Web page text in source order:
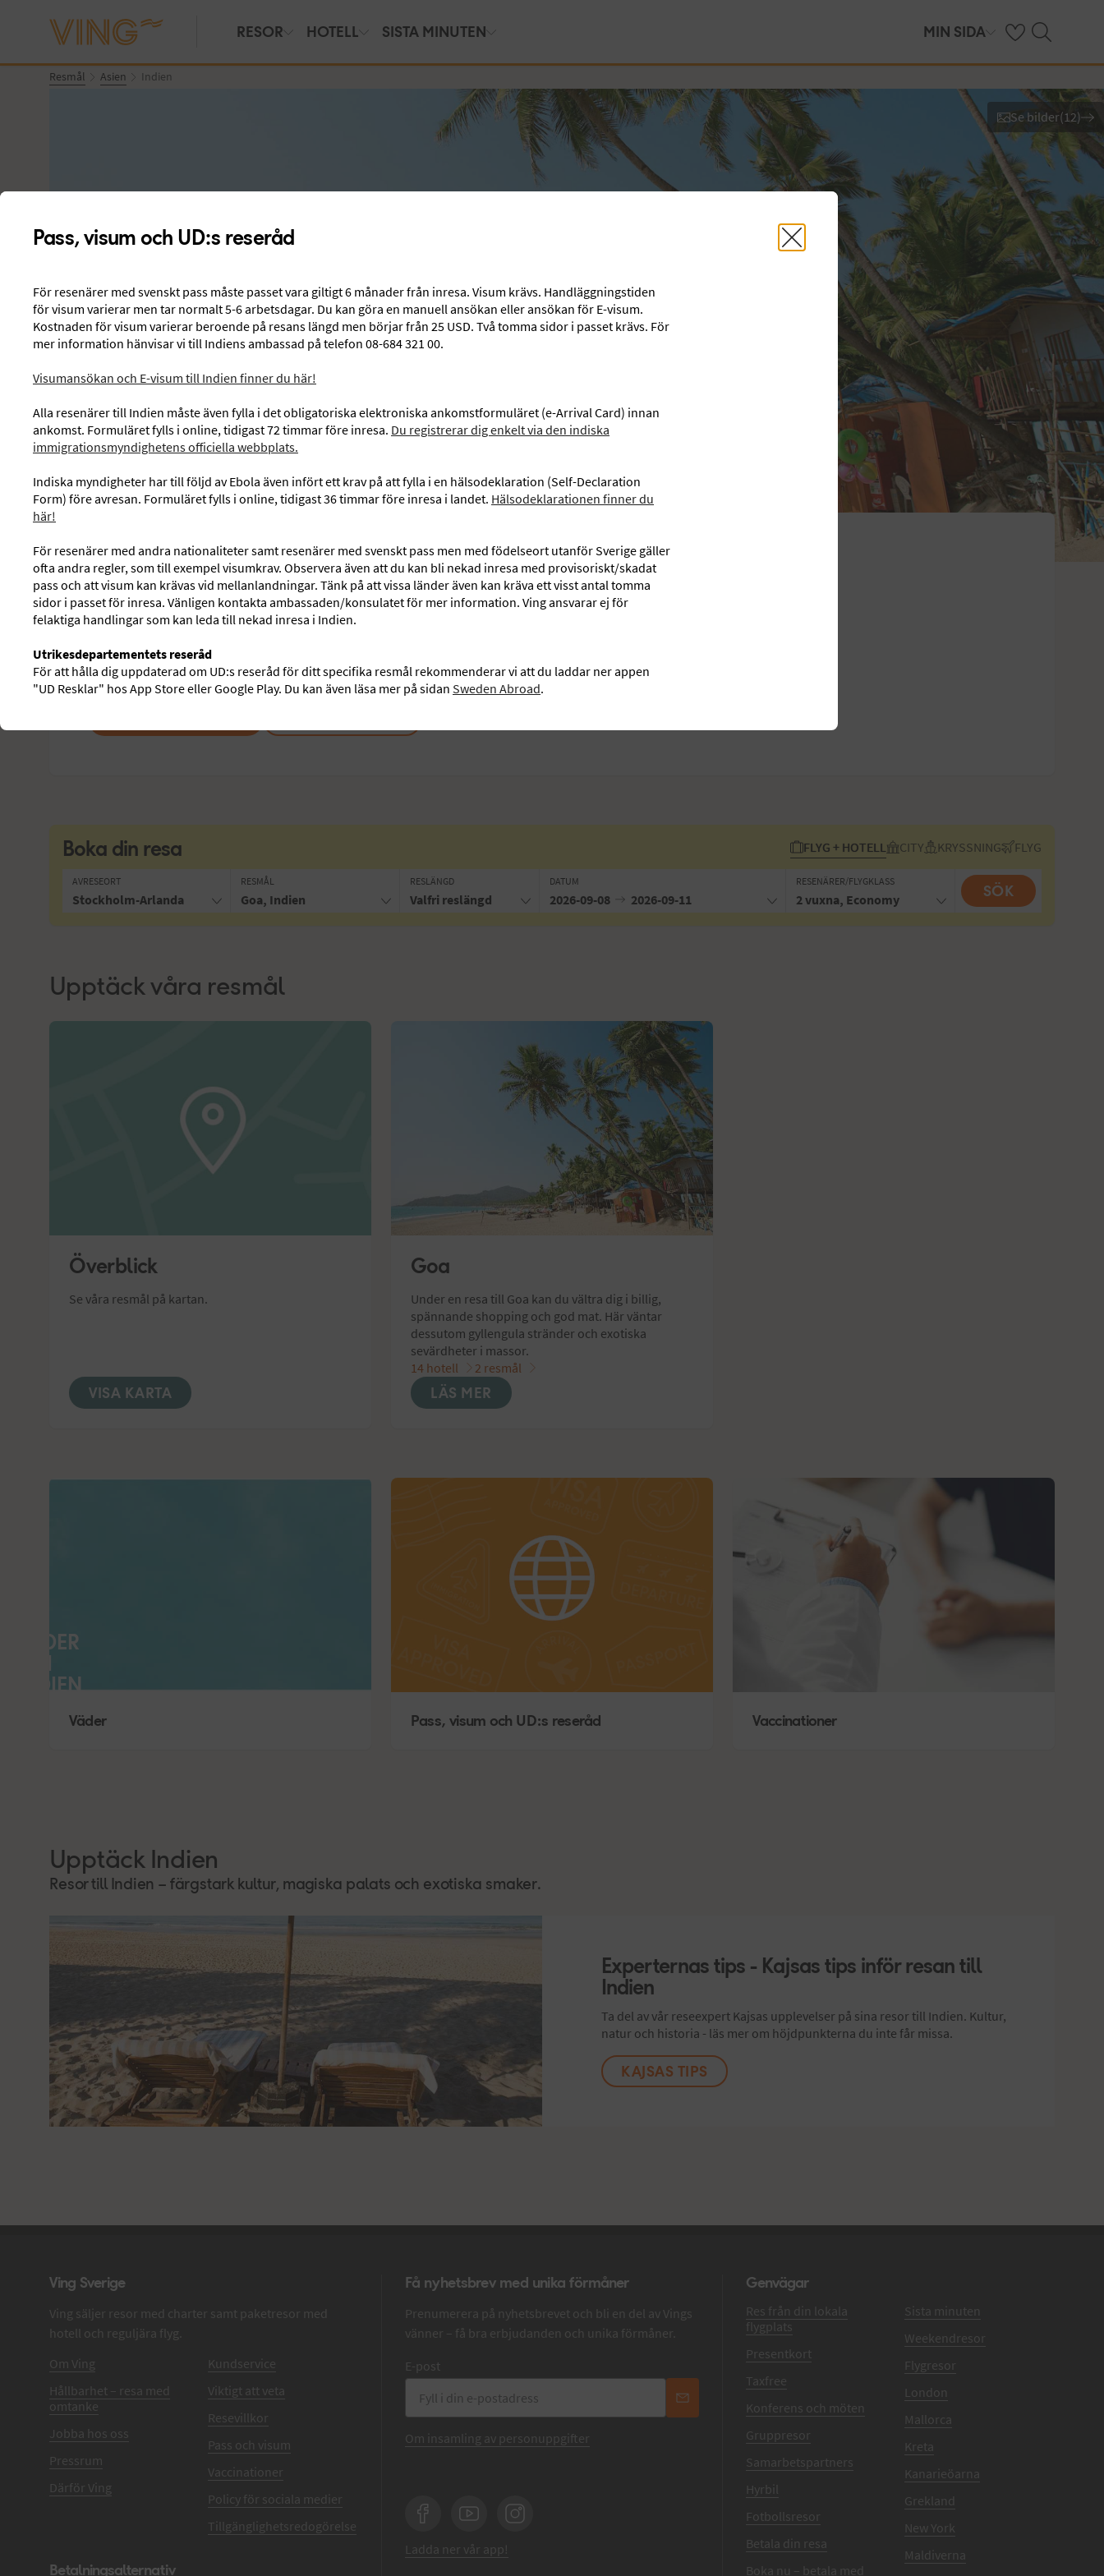
RESOR HOTELL SISTA MINUTEN MIN SIDA Se dina sparade
Sök på ving.se
Resmål Asien Indien
Se bilder
Se bilder(12)
Resor tillIndien
En resa till Indien kan sammanfattas i kryddstark mat, billig shopping, kulörta färger, folkvimmel, gyllengula stränder och en diffus
doft av rökelse.
Läs mer om Indien
Boka din resa FLYG + HOTELL CITY KRYSSNING FLYG
AVRESEORT
Stockholm-Arlanda
RESMÅL
Goa, Indien
RESLÄNGD
Valfri reslängd
DATUM
2026-09-08 2026-09-11
RESENÄRER/FLYGKLASS
2 vuxna, Economy SÖK
Upptäck våra resmål
Överblick
Se våra resmål på kartan.
VISA KARTA
Goa
Under en resa till Goa kan du vältra dig i billig,
spännande shopping och god mat. Här väntar
dessutom gyllengula stränder och exotiska
sevärdheter i massor.
14 hotell
2 resmål
LÄS MER
Pass, visum och UD:s reseråd
För resenärer med svenskt pass måste passet vara giltigt 6 månader från inresa. Visum krävs. Handläggningstiden
för visum varierar men tar normalt 5-6 arbetsdagar. Du kan göra en manuell ansökan eller ansökan för E-visum.
Kostnaden för visum varierar beroende på resans längd men börjar från 25 USD. Två tomma sidor i passet krävs. För
mer information hänvisar vi till Indiens ambassad på telefon 08-684 321 00.
Visumansökan och E-visum till Indien finner du här!
Alla resenärer till Indien måste även fylla i det obligatoriska elektroniska ankomstformuläret (e-Arrival Card) innan
ankomst. Formuläret fylls i online, tidigast 72 timmar före inresa. Du registrerar dig enkelt via den indiska
immigrationsmyndighetens officiella webbplats.
Indiska myndigheter har till följd av Ebola även infört ett krav på att fylla i en hälsodeklaration (Self-Declaration
Form) före avresan. Formuläret fylls i online, tidigast 36 timmar före inresa i landet. Hälsodeklarationen finner du
här!
För resenärer med andra nationaliteter samt resenärer med svenskt pass men med födelseort utanför Sverige gäller
ofta andra regler, som till exempel visumkrav. Observera även att du kan bli nekad inresa med provisoriskt/skadat
pass och att visum kan krävas vid mellanlandningar. Tänk på att vissa länder även kan kräva ett visst antal tomma
sidor i passet för inresa. Vänligen kontakta ambassaden/konsulatet för mer information. Ving ansvarar ej för
felaktiga handlingar som kan leda till nekad inresa i Indien.
Utrikesdepartementets reseråd
För att hålla dig uppdaterad om UD:s reseråd för ditt specifika resmål rekommenderar vi att du laddar ner appen
"UD Resklar" hos App Store eller Google Play. Du kan även läsa mer på sidan Sweden Abroad.
VÄDER
I
INDIEN
Väder Pass, visum och UD:s reseråd Vaccinationer
Upptäck Indien
Resor till Indien – färgstark kultur, magiska palats och exotiska smaker.
Experternas tips - Kajsas tips inför resan till
Indien
Ta del av vår reseexpert Kajsas upplevelser på sina resor till Indien. Kultur,
natur och historia - läs mer om höjdpunkterna du inte får missa.
KAJSAS TIPS
Ving Sverige
Ving säljer resor med charter samt paketresor med
hotell och reguljära flyg.
Om Ving
Hållbarhet – resa med
omtanke
Jobba hos oss
Pressrum
Därför Ving
Kundservice
Viktigt att veta
Resevillkor
Pass och visum
Vaccinationer
Policy för sociala medier
Tillgänglighetsredogörelse
Betalningsalternativ
Få nyhetsbrev med unika förmåner
Prenumerera på nyhetsbrevet och bli en del av Vings
vänner – få bra erbjudanden och unika förmåner.
E-post
Om insamling av personuppgifter
FacebookYouTubeInstagram
Ladda ner vår app!
Genvägar
Res från din lokala
flygplats
Presentkort
Taxfree
Konferens och möten
Gruppresor
Samarbetspartners
Hyrbil
Fotbollsresor
Betala din resa
Boka nu – betala med
Sista minuten
Weekendresor
Flygresor
London
Mallorca
Kreta
Kanarieöarna
Grekland
New York
Maldiverna